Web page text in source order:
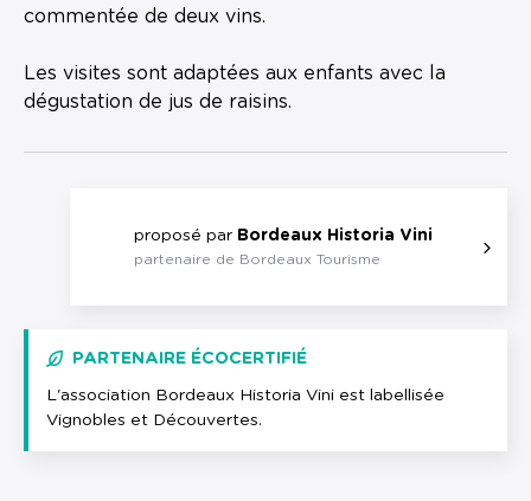
commentée de deux vins.
Les visites sont adaptées aux enfants avec la
dégustation de jus de raisins.
proposé par Bordeaux Historia Vini
partenaire de Bordeaux Tourisme
PARTENAIRE ÉCOCERTIFIÉ
L'association Bordeaux Historia Vini est labellisée
Vignobles et Découvertes.